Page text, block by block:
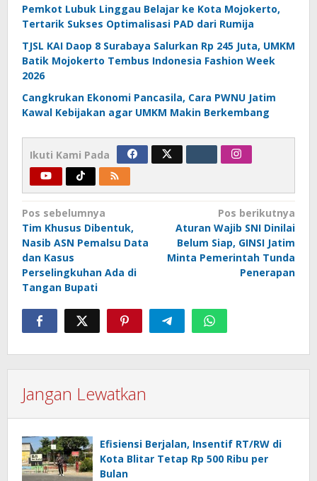
Pemkot Lubuk Linggau Belajar ke Kota Mojokerto,
Tertarik Sukses Optimalisasi PAD dari Rumija
TJSL KAI Daop 8 Surabaya Salurkan Rp 245 Juta, UMKM
Batik Mojokerto Tembus Indonesia Fashion Week
2026
Cangkrukan Ekonomi Pancasila, Cara PWNU Jatim
Kawal Kebijakan agar UMKM Makin Berkembang
Ikuti Kami Pada
Navigasi
pos
Pos sebelumnya
Tim Khusus Dibentuk,
Nasib ASN Pemalsu Data
dan Kasus
Perselingkuhan Ada di
Tangan Bupati
Pos berikutnya
Aturan Wajib SNI Dinilai
Belum Siap, GINSI Jatim
Minta Pemerintah Tunda
Penerapan
Jangan Lewatkan
Efisiensi Berjalan, Insentif RT/RW di
Kota Blitar Tetap Rp 500 Ribu per
Bulan